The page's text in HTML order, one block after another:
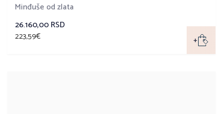
Minđuše od zlata
26.160,00 RSD
223,59€ +